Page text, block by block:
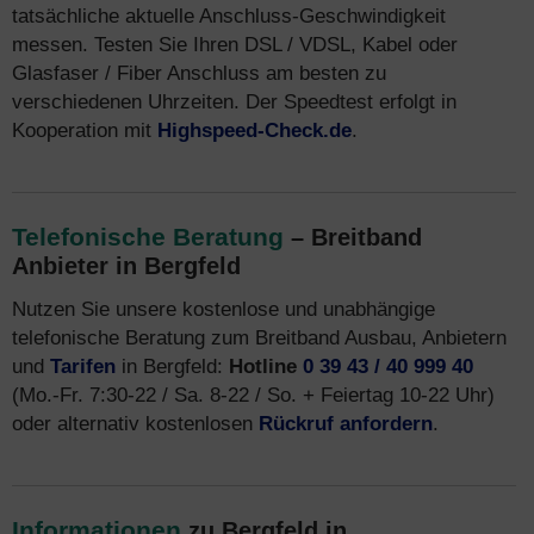
tatsächliche aktuelle Anschluss-Geschwindigkeit
messen. Testen Sie Ihren DSL / VDSL, Kabel oder
Glasfaser / Fiber Anschluss am besten zu
verschiedenen Uhrzeiten. Der Speedtest erfolgt in
Kooperation mit Highspeed-Check.de.
Telefonische Beratung – Breitband
Anbieter in Bergfeld
Nutzen Sie unsere kostenlose und unabhängige
telefonische Beratung zum Breitband Ausbau, Anbietern
und Tarifen in Bergfeld: Hotline 0 39 43 / 40 999 40
(Mo.-Fr. 7:30-22 / Sa. 8-22 / So. + Feiertag 10-22 Uhr)
oder alternativ kostenlosen Rückruf anfordern.